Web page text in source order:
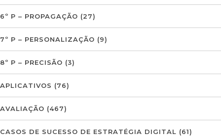
6º P – PROPAGAÇÃO (27)
7º P – PERSONALIZAÇÃO (9)
8º P – PRECISÃO (3)
APLICATIVOS (76)
AVALIAÇÃO (467)
CASOS DE SUCESSO DE ESTRATÉGIA DIGITAL (61)